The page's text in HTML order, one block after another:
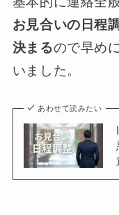
お見合いの日程
決まるので早め
いました。
あわせて読みたい